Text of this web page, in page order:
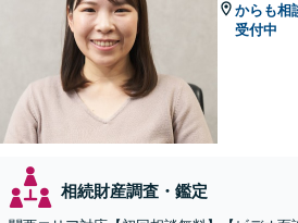
からも相
受付中
相続財産調査・鑑定